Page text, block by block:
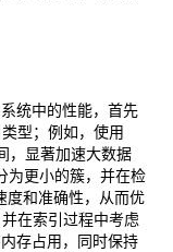
统中的性能，首先
型；例如，使用
，显著加速大数据
为更小的簇，并在检
度和准确性，从而优
在索引过程中考虑
存占用，同时保持